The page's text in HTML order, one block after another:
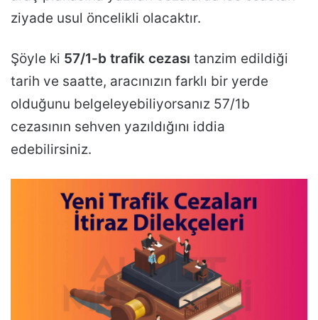
ziyade usul öncelikli olacaktır.
Şöyle ki 57/1-b trafik cezası tanzim edildiği
tarih ve saatte, aracınızın farklı bir yerde
olduğunu belgeleyebiliyorsanız 57/1b
cezasının sehven yazıldığını iddia
edebilirsiniz.